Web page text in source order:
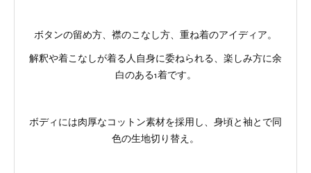
ボタンの留め方、襟のこなし方、重ね着のアイディア。
解釈や着こなしが着る人自身に委ねられる、楽しみ方に余
白のある1着です。
ボディには肉厚なコットン素材を採用し、身頃と袖とで同
色の生地切り替え。